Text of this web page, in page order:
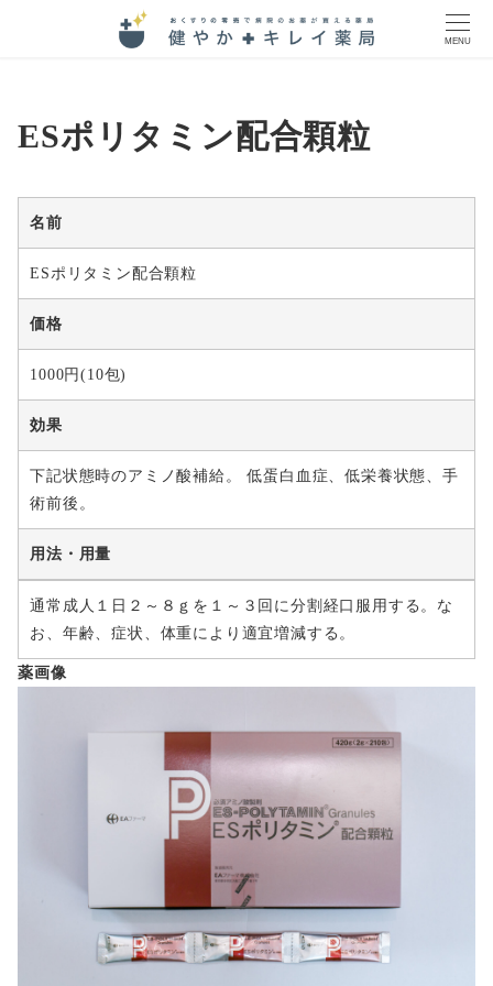
MENU
ESポリタミン配合顆粒
名前
ESポリタミン配合顆粒
価格
1000円(10包)
効果
下記状態時のアミノ酸補給。 低蛋白血症、低栄養状態、手
術前後。
用法・用量
通常成人１日２～８ｇを１～３回に分割経口服用する。な
お、年齢、症状、体重により適宜増減する。
薬画像